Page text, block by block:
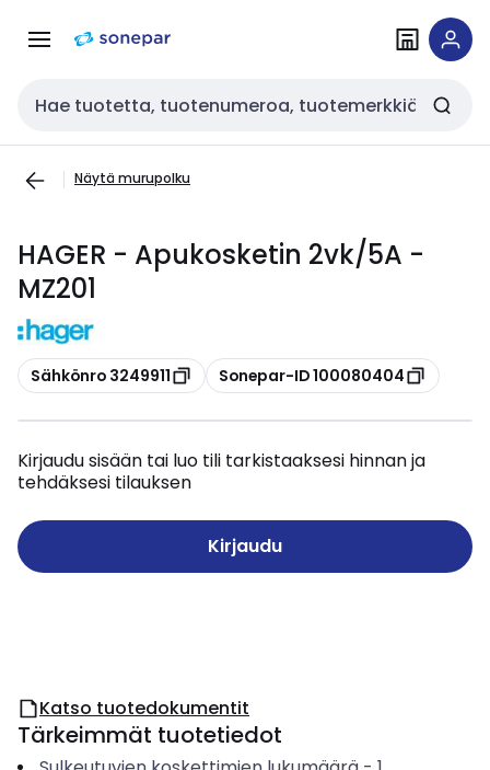
navigointiinsisältöön
Haku
Näytä murupolku
HAGER - Apukosketin 2vk/5A -
MZ201
Kopioi
Sähkönro 3249911 Kopioi
Sonepar-ID 100080404
Kirjaudu sisään tai luo tili tarkistaaksesi hinnan ja
tehdäksesi tilauksen
Kirjaudu
Katso tuotedokumentit
Tärkeimmät tuotetiedot